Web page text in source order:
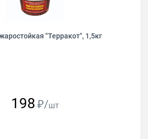
"Терракот", 1,5кг
198 ₽/шт